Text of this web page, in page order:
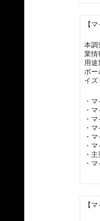
【
本調
業情
用
ポ
イズ
・
・
・
・
・
・
・
・
【